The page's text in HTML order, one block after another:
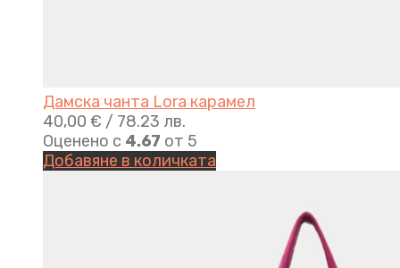
Дамска чанта Lora карамел
40,00 € / 78.23 лв.
Оценено с 4.67 от 5
Добавяне в количката